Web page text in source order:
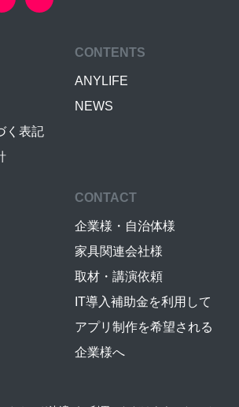
く表記
CONTENTS
ANYLIFE
NEWS
CONTACT
企業様・自治体様
家具関連会社様
取材・講演依頼
IT導入補助金を利用して
アプリ制作を希望される
企業様へ